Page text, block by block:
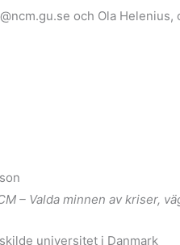
och Ola Helenius,
minnen av kriser,
universitet i Danmark